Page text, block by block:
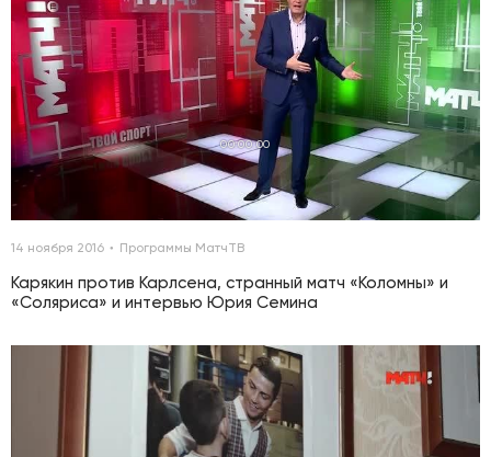
00:00:00
14 ноября 2016 Программы МатчТВ
Карякин против Карлсена, странный матч «Коломны» и
«Соляриса» и интервью Юрия Семина